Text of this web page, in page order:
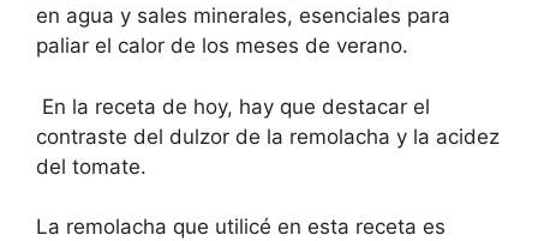
en agua y sales minerales, esenciales para
paliar el calor de los meses de verano.
En la receta de hoy, hay que destacar el
contraste del dulzor de la remolacha y la acidez
del tomate.
La remolacha que utilicé en esta receta es